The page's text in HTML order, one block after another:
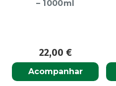
– 1000ml
22,00 €
Acompanhar